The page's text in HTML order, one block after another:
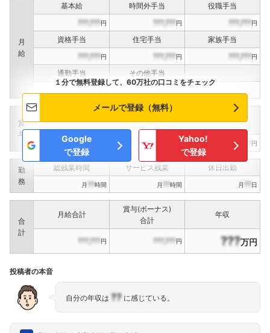
月
給
基本給 時間外手当
役職手当
???,???円 ???,???円 ???,???円
資格手当 住宅手当
家族手当
???,???円 ???,???円 ???,???円
通勤手当
その他手当
賞
与
インセンティブ賞与
決算賞与
???,??? ???,??? 円 ???,??? 円
勤
務
総残業時間 サービス残業 休日出勤
月 ??時間 月 ??時間 月 ??日
合
計
月給合計
賞与(ボーナス)
合計
年収
???,???円 ???,???円 ???万円
１分で無料登録して、60万社の口コミをチェック
メールで登録（無料）
Google
で登録
Yahoo!
で登録
投稿者の本音
自分の年収は ??に感じている。